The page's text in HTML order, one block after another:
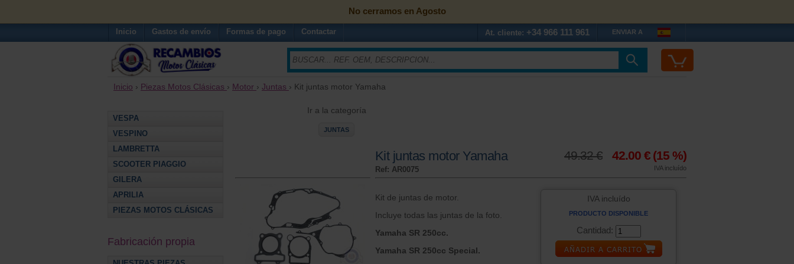
No cerramos en Agosto
Inicio Gastos de envío Formas de pago Contactar At. cliente: +34 966 111 961 ENVIAR A
Inicio › Piezas Motos Clásicas › Motor › Juntas › Kit juntas motor Yamaha
VESPA
VESPINO
LAMBRETTA
SCOOTER PIAGGIO
GILERA
APRILIA
PIEZAS MOTOS CLÁSICAS
Fabricación propia
Ir a la categoría
JUNTAS
Kit juntas motor Yamaha
Ref: AR0075
49.32 € 42.00 € (15 %)
IVA incluído
IVA incluído
PRODUCTO DISPONIBLE
Cantidad:
Kit de juntas de motor.
Incluye todas las juntas de la foto.
Yamaha SR 250cc.
Yamaha SR 250cc Special.